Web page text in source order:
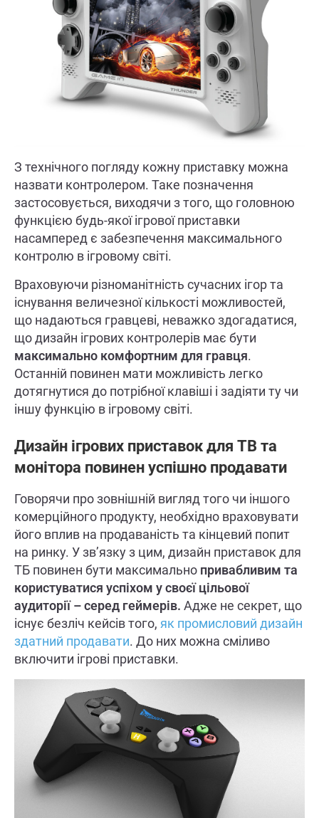
З технічного погляду кожну приставку можна
назвати контролером. Таке позначення
застосовується, виходячи з того, що головною
функцією будь-якої ігрової приставки
насамперед є забезпечення максимального
контролю в ігровому світі.
Враховуючи різноманітність сучасних ігор та
існування величезної кількості можливостей,
що надаються гравцеві, неважко здогадатися,
що дизайн ігрових контролерів має бути
максимально комфортним для гравця.
Останній повинен мати можливість легко
дотягнутися до потрібної клавіші і задіяти ту чи
іншу функцію в ігровому світі.
Дизайн ігрових приставок для ТВ та
монітора повинен успішно продавати
Говорячи про зовнішній вигляд того чи іншого
комерційного продукту, необхідно враховувати
його вплив на продаваність та кінцевий попит
на ринку. У зв’язку з цим, дизайн приставок для
ТБ повинен бути максимально привабливим та
користуватися успіхом у своєї цільової
аудиторії – серед геймерів. Адже не секрет, що
існує безліч кейсів того, як промисловий дизайн
здатний продавати. До них можна сміливо
включити ігрові приставки.